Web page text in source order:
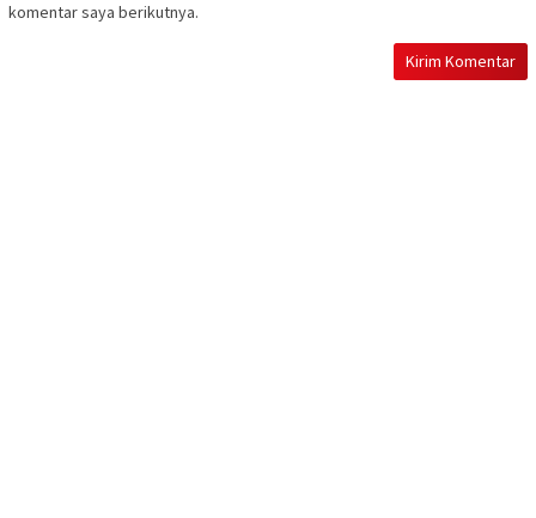
komentar saya berikutnya.